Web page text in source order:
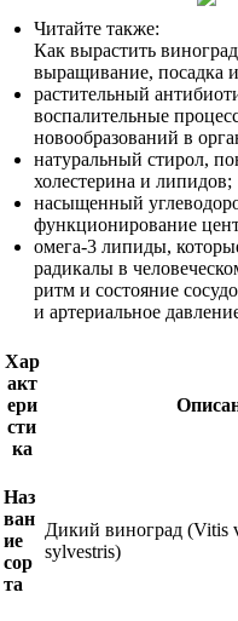
Читайте также:
Как вырастить
выращивание, посадка
растительный
воспалительные
новообразований в
натуральный стирол,
холестерина и липидов;
насыщенный
функционирование
омега-3 липиды,
радикалы в
ритм и состояние
и артериальное
Хар
акт
ери
сти
ка
Наз
ван
ие
сор
та
Дикий виноград (Vitis
sylvestris)